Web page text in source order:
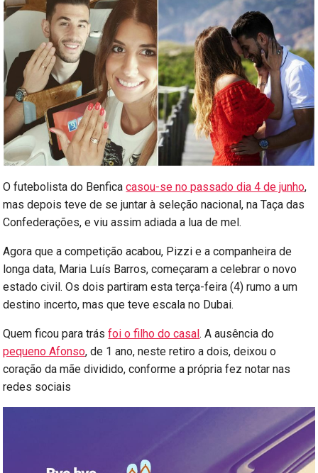
O futebolista do Benficacasou-se no passado dia 4 de junho,
mas depois teve de se juntar à seleção nacional, na Taça das
Confederações, e viu assim adiada a lua de mel.
Agora que a competição acabou, Pizzi e a companheira de
longa data, Maria Luís Barros, começaram a celebrar o novo
estado civil. Os dois partiram esta terça-feira (4) rumo a um
destino incerto, mas que teve escala no Dubai.
Quem ficou para trásfoi o filho do casal. A ausência do
pequeno Afonso, de 1 ano, neste retiro a dois, deixou o
coração da mãe dividido, conforme a própria fez notar nas
redes sociais